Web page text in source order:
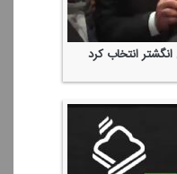
انتخاب كرد